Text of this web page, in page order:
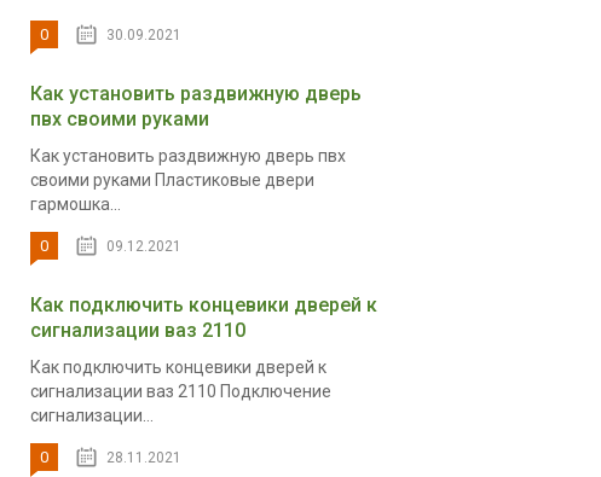
0 30.09.2021
Как установить раздвижную дверь
пвх своими руками
Как установить раздвижную дверь пвх
своими руками Пластиковые двери
гармошка...
0 09.12.2021
Как подключить концевики дверей к
сигнализации ваз 2110
Как подключить концевики дверей к
сигнализации ваз 2110 Подключение
сигнализации...
0 28.11.2021